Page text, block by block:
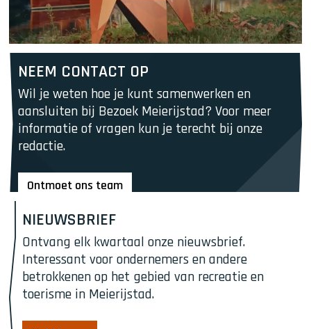
t
i
e
NEEM CONTACT OP
Wil je weten hoe je kunt samenwerken en
aansluiten bij Bezoek Meierijstad? Voor meer
informatie of vragen kun je terecht bij onze
redactie.
Ontmoet ons team
N
e
e
m
c
o
n
t
a
o
p
NIEUWSBRIEF
Ontvang elk kwartaal onze nieuwsbrief.
Interessant voor ondernemers en andere
betrokkenen op het gebied van recreatie en
toerisme in Meierijstad.
e
u
w
s
b